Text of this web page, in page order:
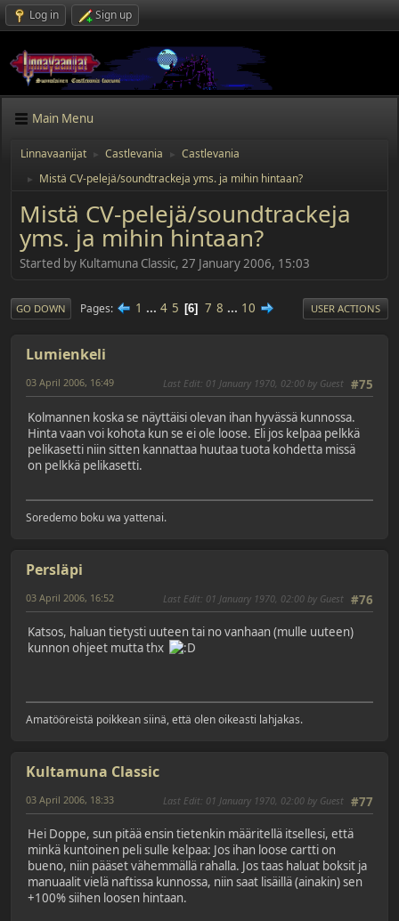
Log in Sign up
Main Menu
Linnavaanijat Castlevania Castlevania
► Mistä CV-pelejä/soundtrackeja yms. ja mihin hintaan?
Mistä CV-pelejä/soundtrackeja
yms. ja mihin hintaan?
Started by Kultamuna Classic, 27 January 2006, 15:03
GO DOWN Pages 1 ... 4 5 6 7 8 ... 10 USER ACTIONS
Lumienkeli
#75
03 April 2006, 16:49 Last Edit: 01 January 1970, 02:00 by Guest
Kolmannen koska se näyttäisi olevan ihan hyvässä kunnossa.
Hinta vaan voi kohota kun se ei ole loose. Eli jos kelpaa pelkkä
pelikasetti niin sitten kannattaa huutaa tuota kohdetta missä
on pelkkä pelikasetti.
Soredemo boku wa yattenai.
Persläpi
#76
03 April 2006, 16:52 Last Edit: 01 January 1970, 02:00 by Guest
Katsos, haluan tietysti uuteen tai no vanhaan (mulle uuteen)
kunnon ohjeet mutta thx
Amatööreistä poikkean siinä, että olen oikeasti lahjakas.
Kultamuna Classic
#77
03 April 2006, 18:33 Last Edit: 01 January 1970, 02:00 by Guest
Hei Doppe, sun pitää ensin tietenkin määritellä itsellesi, että
minkä kuntoinen peli sulle kelpaa: Jos ihan loose cartti on
bueno, niin pääset vähemmällä rahalla. Jos taas haluat boksit ja
manuaalit vielä naftissa kunnossa, niin saat lisäillä (ainakin) sen
+100% siihen loosen hintaan.